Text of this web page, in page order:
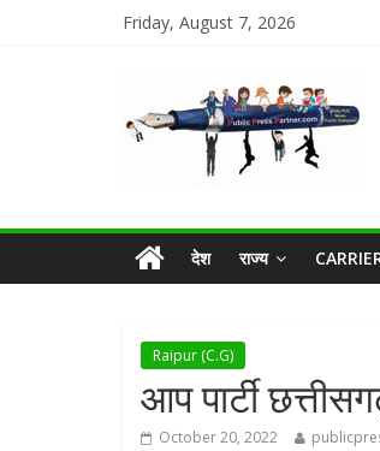
Friday, August 7, 2026
देश राज्य
Raipur (C.G)
आप पार्टी
October 20, 2022